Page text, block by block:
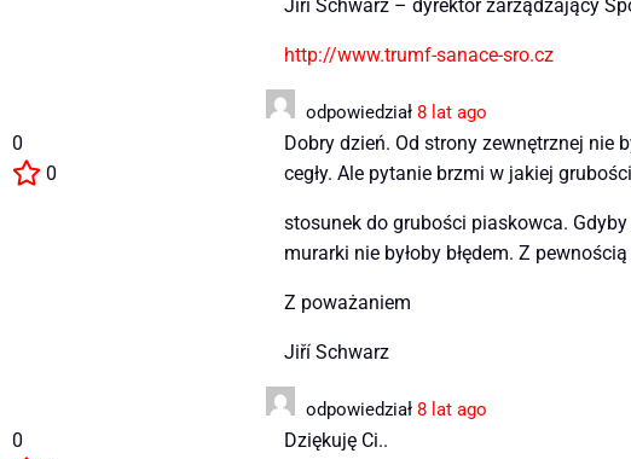
Jiří Schwarz – dyrektor zarządzający
http://www.trumf-sanace-sro.cz
odpowiedział 8 lat ago
0
0
Dobry dzień. Od strony zewnętrznej nie
cegły. Ale pytanie brzmi w jakiej
stosunek do grubości piaskowca.
murarki nie byłoby błędem. Z
Z poważaniem
Jiří Schwarz
odpowiedział 8 lat ago
0
Dziękuję Ci..